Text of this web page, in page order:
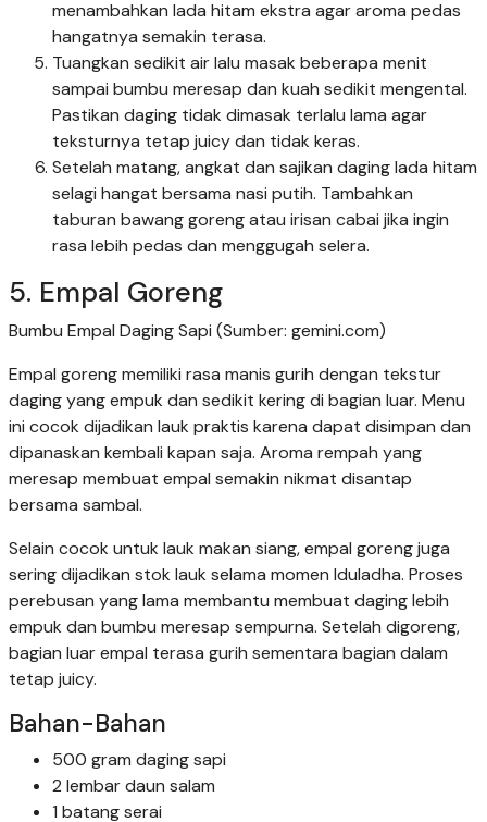
menambahkan lada hitam ekstra agar aroma pedas
hangatnya semakin terasa.
Tuangkan sedikit air lalu masak beberapa menit
sampai bumbu meresap dan kuah sedikit mengental.
Pastikan daging tidak dimasak terlalu lama agar
teksturnya tetap juicy dan tidak keras.
Setelah matang, angkat dan sajikan daging lada hitam
selagi hangat bersama nasi putih. Tambahkan
taburan bawang goreng atau irisan cabai jika ingin
rasa lebih pedas dan menggugah selera.
5. Empal Goreng
Bumbu Empal Daging Sapi (Sumber: gemini.com)
Empal goreng memiliki rasa manis gurih dengan tekstur
daging yang empuk dan sedikit kering di bagian luar. Menu
ini cocok dijadikan lauk praktis karena dapat disimpan dan
dipanaskan kembali kapan saja. Aroma rempah yang
meresap membuat empal semakin nikmat disantap
bersama sambal.
Selain cocok untuk lauk makan siang, empal goreng juga
sering dijadikan stok lauk selama momen Iduladha. Proses
perebusan yang lama membantu membuat daging lebih
empuk dan bumbu meresap sempurna. Setelah digoreng,
bagian luar empal terasa gurih sementara bagian dalam
tetap juicy.
Bahan-Bahan
500 gram daging sapi
2 lembar daun salam
1 batang serai